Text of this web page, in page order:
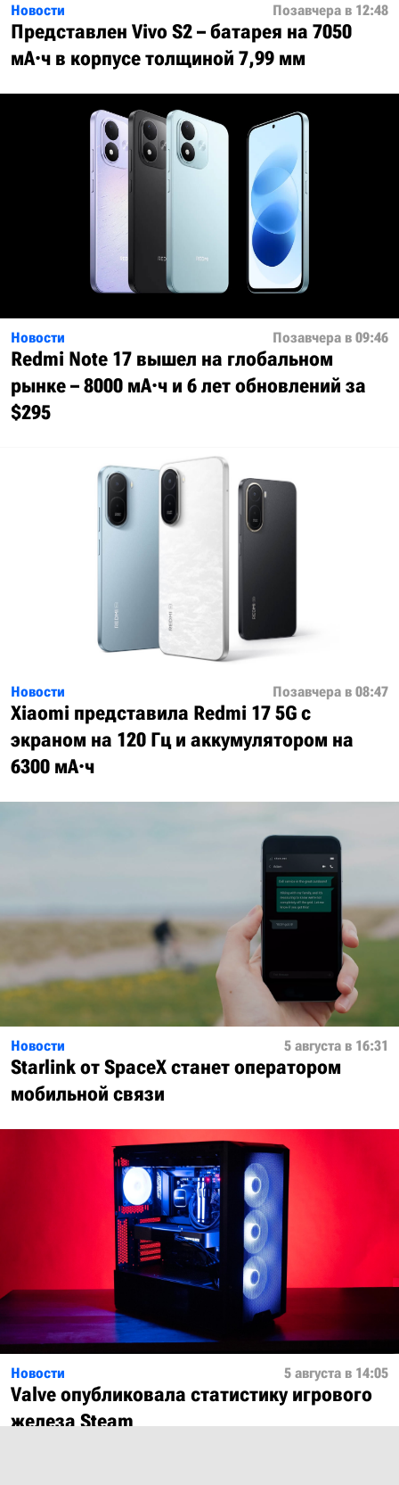
Новости Позавчера в 12:48
Представлен Vivo S2 – батарея на 7050
мА·ч в корпусе толщиной 7,99 мм
Новости Позавчера в 09:46
Redmi Note 17 вышел на глобальном
рынке – 8000 мА·ч и 6 лет обновлений за
$295
Новости Позавчера в 08:47
Xiaomi представила Redmi 17 5G с
экраном на 120 Гц и аккумулятором на
6300 мА·ч
Новости 5 августа в 16:31
Starlink от SpaceX станет оператором
мобильной связи
Новости 5 августа в 14:05
Valve опубликовала статистику игрового
железа Steam